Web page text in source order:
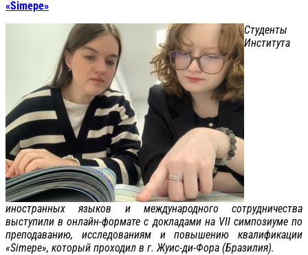
«Simepe»
Студенты
Института
иностранных языков и международного сотрудничества
выступили в онлайн-формате с докладами на VII симпозиуме по
преподаванию, исследованиям и повышению квалификации
«Simepe», который проходил в г. Жуис-ди-Фора (Бразилия).